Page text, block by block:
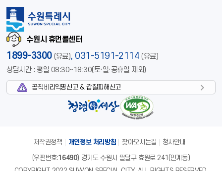
수원시 휴먼콜센터
1899-3300 (유료), 031-5191-2114 (유료)
상담시간 : 평일 08:30~18:30(토·일·공휴일 제외)
공직비리익명신고 & 갑질피해신고
저작권정책 개인정보 처리방침 찾아오시는길 청사안내
(우편번호:16490) 경기도 수원시 팔달구 효원로 241(인계동)